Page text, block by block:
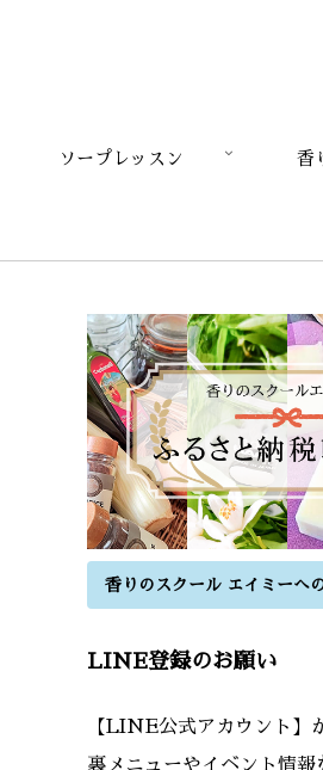
ソープレッスン 香
香りのスクール エイミーへ
LINE登録のお願い
【LINE公式アカウント】
裏メニューやイベント情報